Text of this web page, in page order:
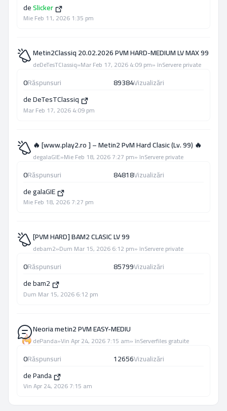
deSlicker
Mie Feb 11, 2026 1:35 pm
Metin2Classiq 20.02.2026 PVM HARD-MEDIUM LV MAX 99
deDeTesTClassiq»Mar Feb 17, 2026 4:09 pm» înServere private
0Răspunsuri 89384Vizualizări
deDeTesTClassiq
Mar Feb 17, 2026 4:09 pm
🔥 [www.play2.ro ] – Metin2 PvM Hard Clasic (Lv. 99) 🔥
degalaGIE»Mie Feb 18, 2026 7:27 pm» înServere private
0Răspunsuri 84818Vizualizări
degalaGIE
Mie Feb 18, 2026 7:27 pm
[PVM HARD] BAM2 CLASIC LV 99
debam2»Dum Mar 15, 2026 6:12 pm» înServere private
0Răspunsuri 85799Vizualizări
debam2
Dum Mar 15, 2026 6:12 pm
Neoria metin2 PVM EASY-MEDIU
dePanda»Vin Apr 24, 2026 7:15 am» înServerfiles gratuite
0Răspunsuri 12656Vizualizări
dePanda
Vin Apr 24, 2026 7:15 am